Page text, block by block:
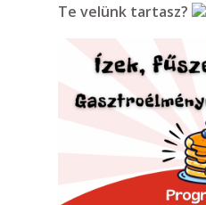
Te velünk tartasz?